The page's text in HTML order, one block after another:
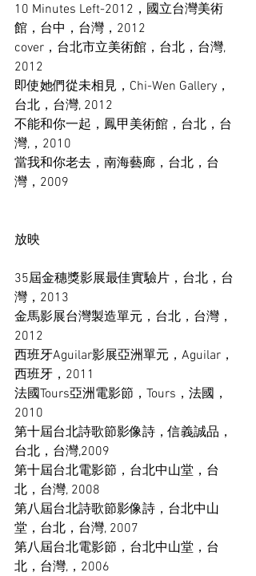
10 Minutes Left-2012，國立台灣美術
館，台中，台灣，2012
cover，台北市立美術館，台北，台灣,
2012
即使她們從未相見，Chi-Wen Gallery，
台北，台灣, 2012
不能和你一起，鳳甲美術館，台北，台
灣,，2010
當我和你老去，南海藝廊，台北，台
灣，2009
放映
35屆金穗獎影展最佳實驗片，台北，台
灣，2013
金馬影展台灣製造單元，台北，台灣，
2012
西班牙Aguilar影展亞洲單元，Aguilar，
西班牙，2011
法國Tours亞洲電影節，Tours，法國，
2010
第十屆台北詩歌節影像詩，信義誠品，
台北，台灣,2009
第十屆台北電影節，台北中山堂，台
北，台灣, 2008
第八屆台北詩歌節影像詩，台北中山
堂，台北，台灣, 2007
第八屆台北電影節，台北中山堂，台
北，台灣,，2006